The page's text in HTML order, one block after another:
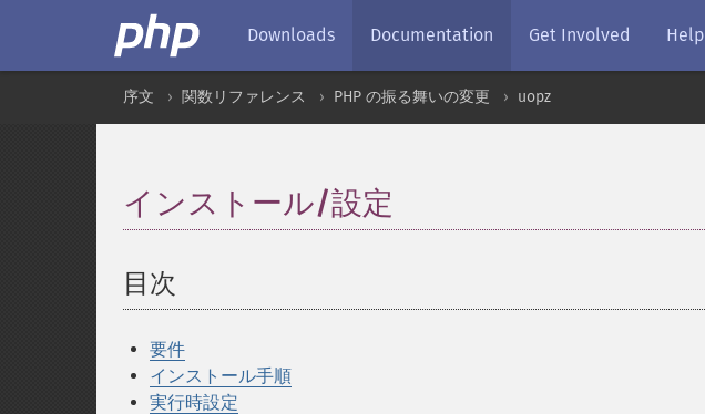
Downloads Documentation Get Involved Help
序文 関数リファレンス PHP の振る舞いの変更 uopz
インストール/設定
目次
要件
インストール手順
実行時設定